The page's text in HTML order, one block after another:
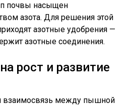
почвы насыщен
азота. Для решения этой
азотные удобрения —
азотные соединения.
рост и развитие
взаимосвязь между пышной